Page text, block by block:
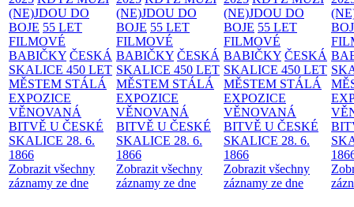
(NE)JDOU DO
BOJE 55 LET
FILMOVÉ
BABIČKY ČESKÁ
SKALICE 450 LET
MĚSTEM STÁLÁ
EXPOZICE
VĚNOVANÁ
BITVĚ U ČESKÉ
SKALICE 28. 6.
1866
Zobrazit všechny
záznamy ze dne
(NE)JDOU DO
BOJE 55 LET
FILMOVÉ
BABIČKY ČESKÁ
SKALICE 450 LET
MĚSTEM STÁLÁ
EXPOZICE
VĚNOVANÁ
BITVĚ U ČESKÉ
SKALICE 28. 6.
1866
Zobrazit všechny
záznamy ze dne
(NE)JDOU DO
BOJE 55 LET
FILMOVÉ
BABIČKY ČESKÁ
SKALICE 450 LET
MĚSTEM STÁLÁ
EXPOZICE
VĚNOVANÁ
BITVĚ U ČESKÉ
SKALICE 28. 6.
1866
Zobrazit všechny
záznamy ze dne